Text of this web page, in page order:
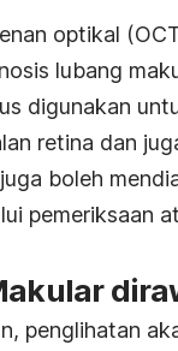
optikal
lubang
digunakan
retina dan
boleh
pemeriksaan
penglihatan